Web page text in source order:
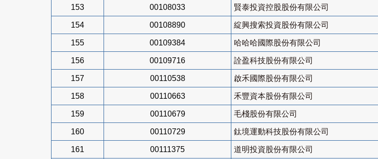
153 00108033 賢泰投資控股股份有限公司
154 00108890 綻興搜索投資股份有限公司
155 00109384 哈哈哈國際股份有限公司
156 00109716 詮盈科技股份有限公司
157 00110538 啟禾國際股份有限公司
158 00110663 禾豐資本股份有限公司
159 00110679 毛棧股份有限公司
160 00110729 鈦境運動科技股份有限公司
161 00111375 道明投資股份有限公司